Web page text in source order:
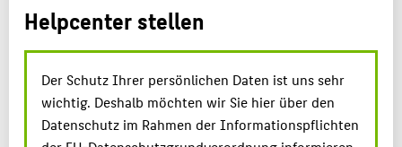
Helpcenter stellen
Der Schutz Ihrer persönlichen Daten ist uns sehr
wichtig. Deshalb möchten wir Sie hier über den
Datenschutz im Rahmen der Informationspflichten
PORTALE
SERVICE